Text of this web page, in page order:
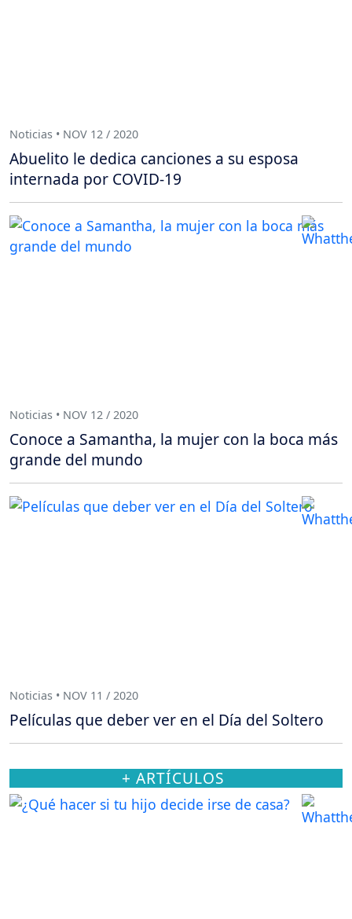
Noticias • NOV 12 / 2020
Abuelito le dedica canciones a su esposa
internada por COVID-19
Noticias • NOV 12 / 2020
Conoce a Samantha, la mujer con la boca más
grande del mundo
Noticias • NOV 11 / 2020
Películas que deber ver en el Día del Soltero
+ ARTÍCULOS